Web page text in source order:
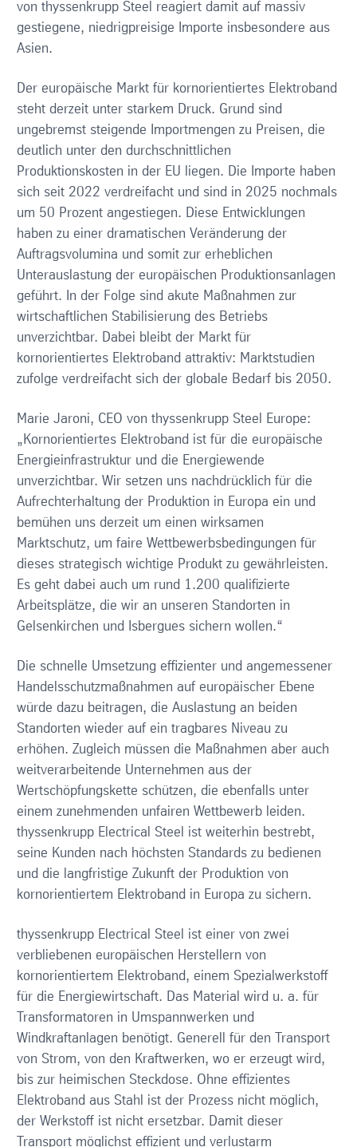
von thyssenkrupp Steel reagiert damit auf massiv
gestiegene, niedrigpreisige Importe insbesondere aus
Asien.
Der europäische Markt für kornorientiertes Elektroband
steht derzeit unter starkem Druck. Grund sind
ungebremst steigende Importmengen zu Preisen, die
deutlich unter den durchschnittlichen
Produktionskosten in der EU liegen. Die Importe haben
sich seit 2022 verdreifacht und sind in 2025 nochmals
um 50 Prozent angestiegen. Diese Entwicklungen
haben zu einer dramatischen Veränderung der
Auftragsvolumina und somit zur erheblichen
Unterauslastung der europäischen Produktionsanlagen
geführt. In der Folge sind akute Maßnahmen zur
wirtschaftlichen Stabilisierung des Betriebs
unverzichtbar. Dabei bleibt der Markt für
kornorientiertes Elektroband attraktiv: Marktstudien
zufolge verdreifacht sich der globale Bedarf bis 2050.
Marie Jaroni, CEO von thyssenkrupp Steel Europe:
„Kornorientiertes Elektroband ist für die europäische
Energieinfrastruktur und die Energiewende
unverzichtbar. Wir setzen uns nachdrücklich für die
Aufrechterhaltung der Produktion in Europa ein und
bemühen uns derzeit um einen wirksamen
Marktschutz, um faire Wettbewerbsbedingungen für
dieses strategisch wichtige Produkt zu gewährleisten.
Es geht dabei auch um rund 1.200 qualifizierte
Arbeitsplätze, die wir an unseren Standorten in
Gelsenkirchen und Isbergues sichern wollen.“
Die schnelle Umsetzung effizienter und angemessener
Handelsschutzmaßnahmen auf europäischer Ebene
würde dazu beitragen, die Auslastung an beiden
Standorten wieder auf ein tragbares Niveau zu
erhöhen. Zugleich müssen die Maßnahmen aber auch
weitverarbeitende Unternehmen aus der
Wertschöpfungskette schützen, die ebenfalls unter
einem zunehmenden unfairen Wettbewerb leiden.
thyssenkrupp Electrical Steel ist weiterhin bestrebt,
seine Kunden nach höchsten Standards zu bedienen
und die langfristige Zukunft der Produktion von
kornorientiertem Elektroband in Europa zu sichern.
thyssenkrupp Electrical Steel ist einer von zwei
verbliebenen europäischen Herstellern von
kornorientiertem Elektroband, einem Spezialwerkstoff
für die Energiewirtschaft. Das Material wird u. a. für
Transformatoren in Umspannwerken und
Windkraftanlagen benötigt. Generell für den Transport
von Strom, von den Kraftwerken, wo er erzeugt wird,
bis zur heimischen Steckdose. Ohne effizientes
Elektroband aus Stahl ist der Prozess nicht möglich,
der Werkstoff ist nicht ersetzbar. Damit dieser
Transport möglichst effizient und verlustarm